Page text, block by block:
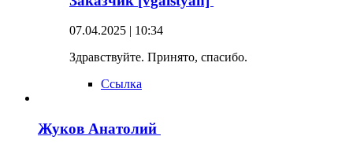
07.04.2025 | 10:34
Здравствуйте. Принято, спасибо.
Ссылка
Жуков Анатолий